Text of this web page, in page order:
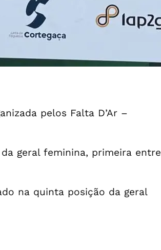
pelos Falta D’Ar –
geral feminina, primeira entre
na quinta posição da geral